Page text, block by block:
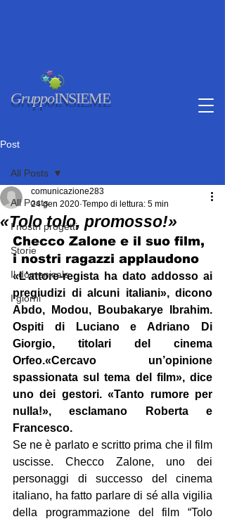
GruppoINSIEME
Post
All Posts
I nostri progetti
Storie
Il domenicale
I giorni
All Posts
«Tolo tolo, promosso!»
comunicazione283
24 gen 2020 Tempo di lettura: 5 min
Checco Zalone e il suo film,
i nostri ragazzi applaudono
«L’attore-regista ha dato addosso ai
pregiudizi di alcuni italiani», dicono
Abdo, Modou, Boubakarye Ibrahim.
Ospiti di Luciano e Adriano Di
Giorgio, titolari del cinema
Orfeo.«Cercavo un’opinione
spassionata sul tema del film», dice
uno dei gestori. «Tanto rumore per
nulla!», esclamano Roberta e
Francesco.
Se ne è parlato e scritto prima che il film
uscisse. Checco Zalone, uno dei
personaggi di successo del cinema
italiano, ha fatto parlare di sé alla vigilia
della programmazione del film “Tolo